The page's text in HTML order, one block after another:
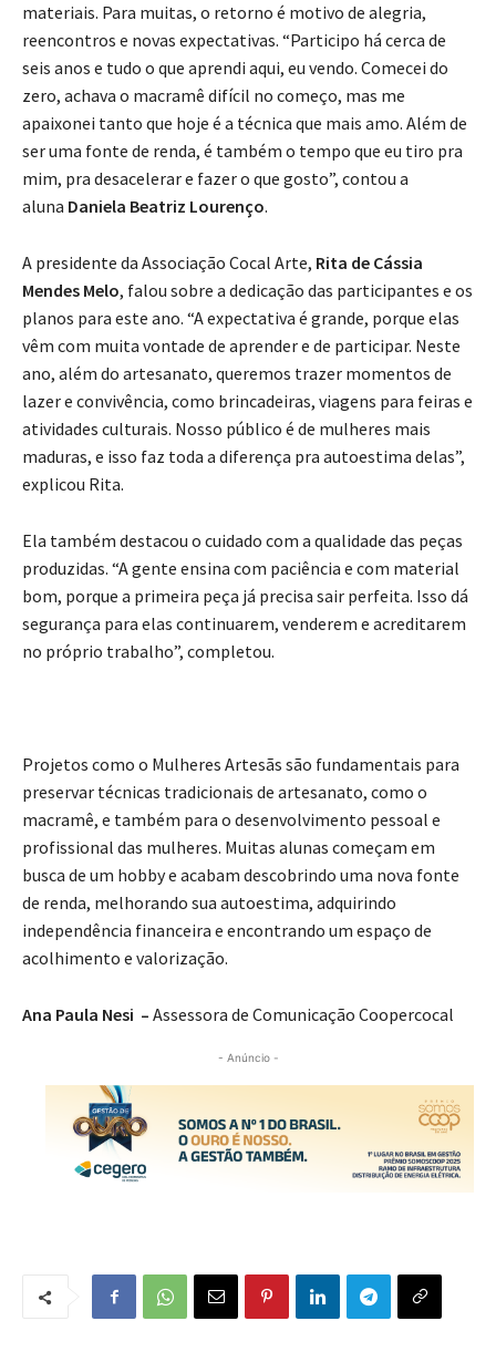
materiais. Para muitas, o retorno é motivo de alegria,
reencontros e novas expectativas. “Participo há cerca de
seis anos e tudo o que aprendi aqui, eu vendo. Comecei do
zero, achava o macramê difícil no começo, mas me
apaixonei tanto que hoje é a técnica que mais amo. Além de
ser uma fonte de renda, é também o tempo que eu tiro pra
mim, pra desacelerar e fazer o que gosto”, contou a
aluna Daniela Beatriz Lourenço.
A presidente da Associação Cocal Arte, Rita de Cássia
Mendes Melo, falou sobre a dedicação das participantes e os
planos para este ano. “A expectativa é grande, porque elas
vêm com muita vontade de aprender e de participar. Neste
ano, além do artesanato, queremos trazer momentos de
lazer e convivência, como brincadeiras, viagens para feiras e
atividades culturais. Nosso público é de mulheres mais
maduras, e isso faz toda a diferença pra autoestima delas”,
explicou Rita.
Ela também destacou o cuidado com a qualidade das peças
produzidas. “A gente ensina com paciência e com material
bom, porque a primeira peça já precisa sair perfeita. Isso dá
segurança para elas continuarem, venderem e acreditarem
no próprio trabalho”, completou.
Projetos como o Mulheres Artesãs são fundamentais para
preservar técnicas tradicionais de artesanato, como o
macramê, e também para o desenvolvimento pessoal e
profissional das mulheres. Muitas alunas começam em
busca de um hobby e acabam descobrindo uma nova fonte
de renda, melhorando sua autoestima, adquirindo
independência financeira e encontrando um espaço de
acolhimento e valorização.
Ana Paula Nesi – Assessora de Comunicação Coopercocal
- Anúncio -